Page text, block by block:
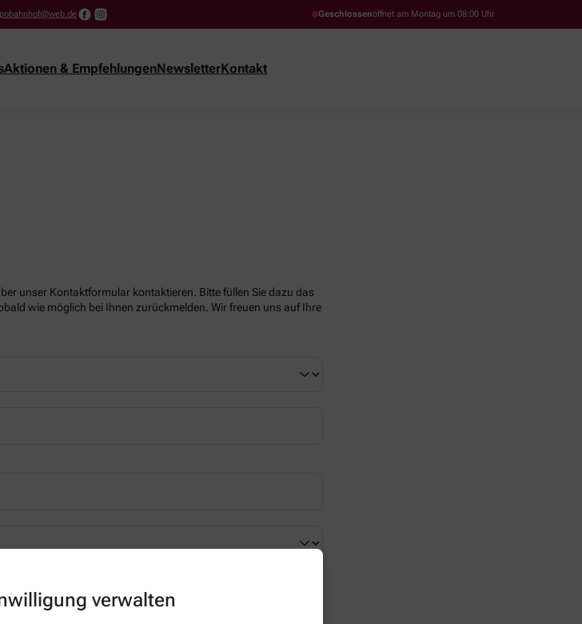
verwalten
Geschlossenöffnet am Montag um 08:00 Uhr
Aktionen & EmpfehlungenNewsletterKontakt
unser Kontaktformular kontaktieren. Bitte füllen Sie dazu das
wie möglich bei Ihnen zurückmelden. Wir freuen uns auf Ihre